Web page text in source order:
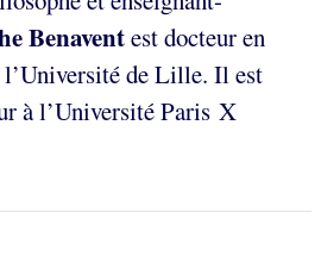
Benaventest docteur en
l’Université de Lille. Il est
à l’Université Paris X